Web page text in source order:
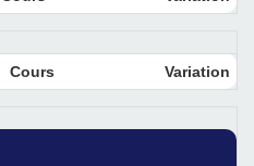
Cours Variation